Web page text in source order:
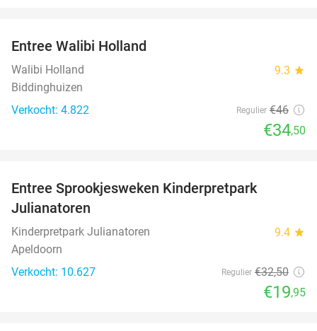
Entree Walibi Holland
Walibi Holland 9.3 star
Biddinghuizen
Verkocht: 4.822
Regulier €46
€34,50
Entree Sprookjesweken Kinderpretpark
Julianatoren
Kinderpretpark Julianatoren 9.4 star
Apeldoorn
Verkocht: 10.627
Regulier €32,50
€19,95